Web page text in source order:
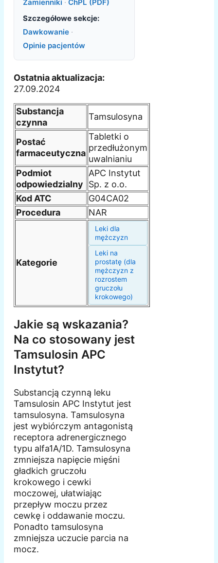
Zamienniki · ChPL (PDF)
Szczegółowe sekcje:
Dawkowanie ·
Opinie pacjentów
Ostatnia aktualizacja:
27.09.2024
Substancja
czynna
Tamsulosyna
Postać
farmaceutyczna
Tabletki o
przedłużonym
uwalnianiu
Podmiot
odpowiedzialny
APC Instytut
Sp. z o.o.
Kod ATC
G04CA02
Procedura
NAR
Kategorie
Leki dla
mężczyzn
Leki na
prostatę (dla
mężczyzn z
rozrostem
gruczołu
krokowego)
Jakie są wskazania?
Na co stosowany jest
Tamsulosin APC
Instytut?
Substancją czynną leku
Tamsulosin APC Instytut jest
tamsulosyna. Tamsulosyna
jest wybiórczym antagonistą
receptora adrenergicznego
typu alfa1A/1D. Tamsulosyna
zmniejsza napięcie mięśni
gładkich gruczołu
krokowego i cewki
moczowej, ułatwiając
przepływ moczu przez
cewkę i oddawanie moczu.
Ponadto tamsulosyna
zmniejsza uczucie parcia na
mocz.